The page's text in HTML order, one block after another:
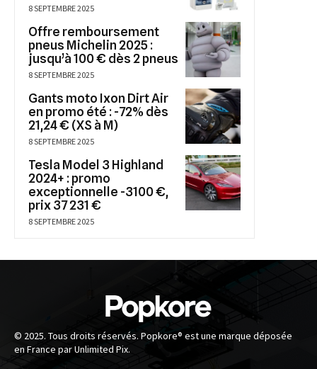
8 SEPTEMBRE 2025
Offre remboursement
pneus Michelin 2025 :
jusqu’à 100 € dès 2 pneus
8 SEPTEMBRE 2025
Gants moto Ixon Dirt Air
en promo été : -72% dès
21,24 € (XS à M)
8 SEPTEMBRE 2025
Tesla Model 3 Highland
2024+ : promo
exceptionnelle -3100 €,
prix 37 231 €
8 SEPTEMBRE 2025
© 2025. Tous droits réservés. Popkore® est une marque déposée
en France par Unlimited Pix.